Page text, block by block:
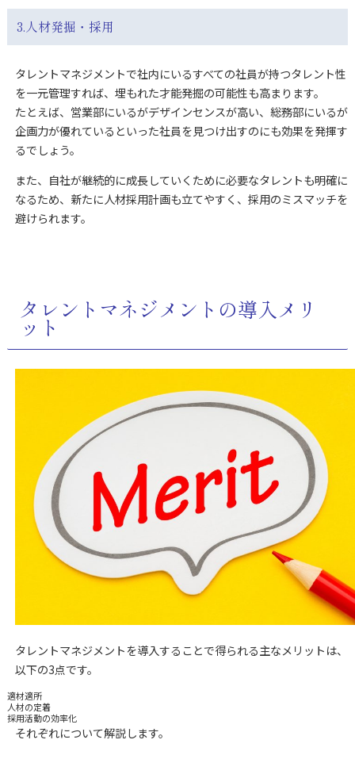
3.人材発掘・採用
タレントマネジメントで社内にいるすべての社員が持つタレント性
を一元管理すれば、埋もれた才能発掘の可能性も高まります。
たとえば、営業部にいるがデザインセンスが高い、総務部にいるが
企画力が優れているといった社員を見つけ出すのにも効果を発揮す
るでしょう。
また、自社が継続的に成長していくために必要なタレントも明確に
なるため、新たに人材採用計画も立てやすく、採用のミスマッチを
避けられます。
タレントマネジメントの導入メリ
ット
タレントマネジメントを導入することで得られる主なメリットは、
以下の3点です。
適材適所
人材の定着
採用活動の効率化
それぞれについて解説します。